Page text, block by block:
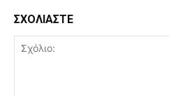
ΣΧΟΛΙΑΣΤΕ